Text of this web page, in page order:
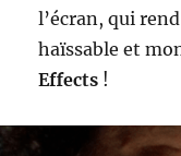
l’écran, qui
haïssable et
Effects !